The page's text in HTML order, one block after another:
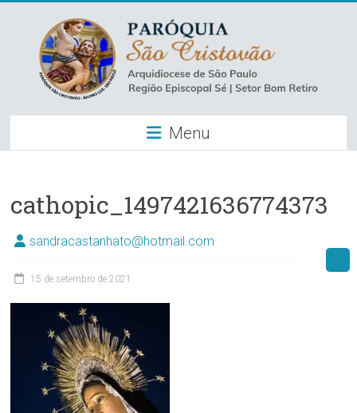
content
Paróquia
São
–
Luz
de
São
Região
Episcopal
Menu
cathopic_1497421636774373
sandracastanhato@hotmail.com
15 de setembro de 2021